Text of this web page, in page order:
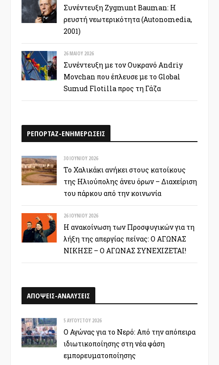
Συνέντευξη Zygmunt Bauman: Η
ρευστή νεωτερικότητα (Autonomedia,
2001)
26 ΜΑΪ́ΟΥ 2026
Συνέντευξη με τον Ουκρανό Andriy
Movchan που έπλευσε με το Global
Sumud Flotilla προς τη Γάζα
ΡΕΠΟΡΤΑΖ-ΕΝΗΜΕΡΩΣΕΙΣ
30 ΙΟΥΝΊΟΥ 2026
Το Χαλικάκι ανήκει στους κατοίκους
της Ηλιούπολης άνευ όρων – Διαχείριση
του πάρκου από την κοινωνία
26 ΙΟΥΝΊΟΥ 2026
Η ανακοίνωση των Προσφυγικών για τη
λήξη της απεργίας πείνας: Ο ΑΓΩΝΑΣ
ΝΙΚΗΣΕ – Ο ΑΓΩΝΑΣ ΣΥΝΕΧΙΖΕΤΑΙ!
ΑΠΟΨΕΙΣ-ΑΝΑΛΥΣΕΙΣ
5 ΑΥΓΟΎΣΤΟΥ 2026
Ο Αγώνας για το Νερό: Από την απόπειρα
ιδιωτικοποίησης στη νέα φάση
εμπορευματοποίησης